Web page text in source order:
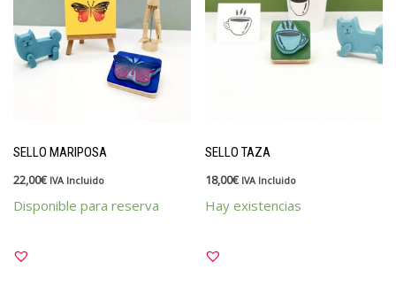
SELLO MARIPOSA
22,00€ IVA Incluido
Disponible para reserva
SELLO TAZA
18,00€ IVA Incluido
Hay existencias